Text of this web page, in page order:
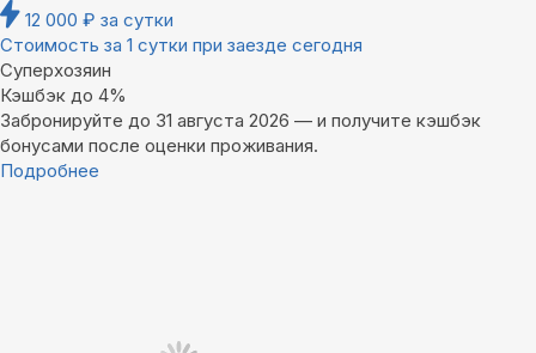
12 000 ₽ за сутки
Стоимость за 1 сутки при заезде сегодня
Суперхозяин
Кэшбэк до 4%
Забронируйте до 31 августа 2026 — и получите кэшбэк
бонусами после оценки проживания.
Подробнее